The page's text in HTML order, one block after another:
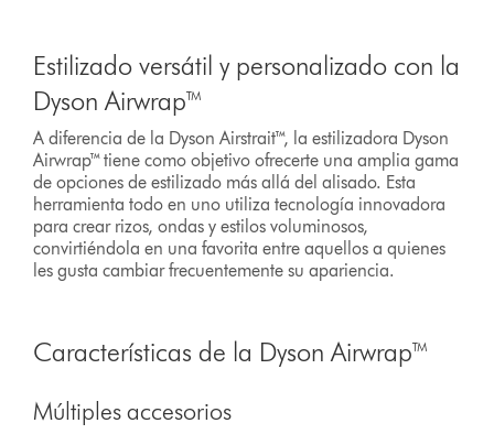
Estilizado versátil y personalizado con la
Dyson Airwrap™
A diferencia de la Dyson Airstrait™, la estilizadora Dyson
Airwrap™ tiene como objetivo ofrecerte una amplia gama
de opciones de estilizado más allá del alisado. Esta
herramienta todo en uno utiliza tecnología innovadora
para crear rizos, ondas y estilos voluminosos,
convirtiéndola en una favorita entre aquellos a quienes
les gusta cambiar frecuentemente su apariencia.
Características de la Dyson Airwrap™
Múltiples accesorios